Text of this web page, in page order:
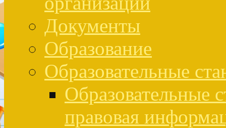
Документы
Образование
Образовательные
Образовательные
правовая